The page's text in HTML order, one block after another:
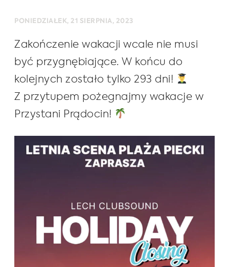
PONIEDZIAŁEK, 21 SIERPNIA, 2023
Zakończenie wakacji wcale nie musi
być przygnębiające. W końcu do
kolejnych zostało tylko 293 dni!
Z przytupem pożegnajmy wakacje w
Przystani Prądocin!